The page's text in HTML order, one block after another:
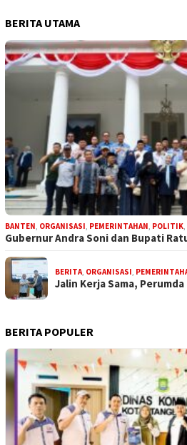
BERITA UTAMA
BANTEN, ORGANISASI, PEMERINTAHAN, POLITIK,
Gubernur Andra Soni dan Bupati
BERITA, ORGANISASI,
Jalin Kerja Sama,
BERITA POPULER